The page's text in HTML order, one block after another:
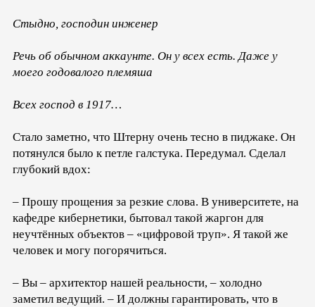
Стыдно, господин инженер
Речь об обычном аккаунте. Он у всех есть. Даже у
моего годовалого племяша
Всех господ в 1917…
Стало заметно, что Штерну очень тесно в пиджаке. Он
потянулся было к петле галстука. Передумал. Сделал
глубокий вдох:
– Прошу прощения за резкие слова. В университете, на
кафедре кибернетики, бытовал такой жаргон для
неучтённых объектов – «цифровой труп». Я такой же
человек и могу погорячиться.
– Вы – архитектор нашей реальности, – холодно
заметил ведущий. – И должны гарантировать, что в